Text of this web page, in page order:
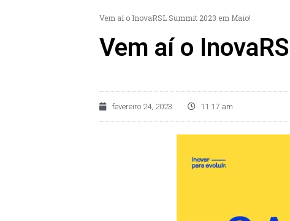
Vem aí o InovaRSL Summit 2023 em Maio!
Vem aí o
fevereiro 24, 2023 11:17 am